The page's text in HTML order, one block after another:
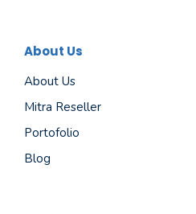
About Us
About Us
Mitra Reseller
Portofolio
Blog